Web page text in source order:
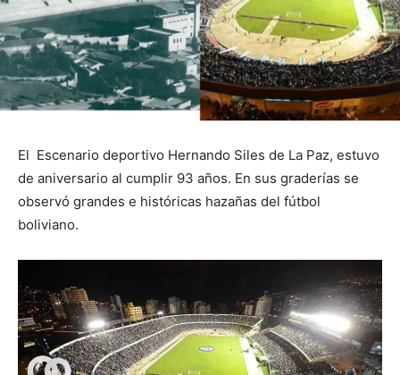
El Escenario deportivo Hernando Siles de La Paz, estuvo
de aniversario al cumplir 93 años. En sus graderías se
observó grandes e históricas hazañas del fútbol
boliviano.